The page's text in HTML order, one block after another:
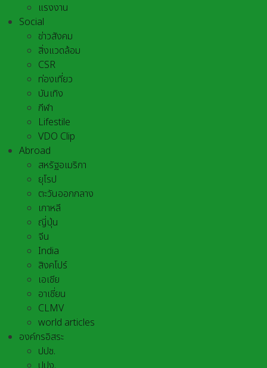
แรงงาน
Social
ข่าวสังคม
สิ่งแวดล้อม
CSR
ท่องเที่ยว
บันเทิง
กีฬา
Lifestile
VDO Clip
Abroad
สหรัฐอเมริกา
ยุโรป
ตะวันออกกลาง
เกาหลี
ญี่ปุ่น
จีน
India
สิงคโปร์
เอเชีย
อาเชี่ยน
CLMV
world articles
องค์กรอิสระ
ปปช.